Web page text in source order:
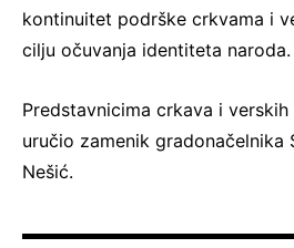
kontinuitet podrške crkvama i
cilju očuvanja identiteta naroda.
Predstavnicima crkava i
uručio zamenik gradonačelnika
Nešić.